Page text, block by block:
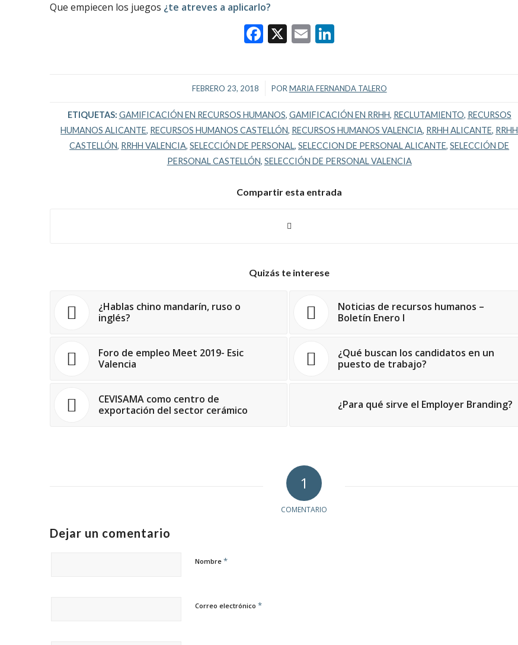
Que empiecen los juegos ¿te atreves a aplicarlo?
Facebook
X Email
FEBRERO 23, 2018
/ PORMARIA FERNANDA TALERO
ETIQUETAS: GAMIFICACIÓN EN RECURSOS HUMANOS, GAMIFICACIÓN EN RRHH, RECLUTAMIENTO, RECURSOS
HUMANOS ALICANTE, RECURSOS HUMANOS CASTELLÓN, RECURSOS HUMANOS VALENCIA, RRHH ALICANTE, RRHH
CASTELLÓN, RRHH VALENCIA,SELECCIÓN DE PERSONAL,SELECCION DE PERSONAL ALICANTE,SELECCIÓN DE
PERSONAL CASTELLÓN, SELECCIÓN DE PERSONAL VALENCIA
Compartir esta entrada
Quizás te interese
¿Hablas chino mandarín, ruso o
inglés?
Noticias de recursos humanos –
Boletín Enero I
Foro de empleo Meet 2019- Esic
Valencia
¿Qué buscan los candidatos en un
puesto de trabajo?
CEVISAMA como centro de
exportación del sector cerámico
¿Para qué sirve el Employer Branding?
1
COMENTARIO
Dejar un comentario
Nombre *
Correo electrónico *